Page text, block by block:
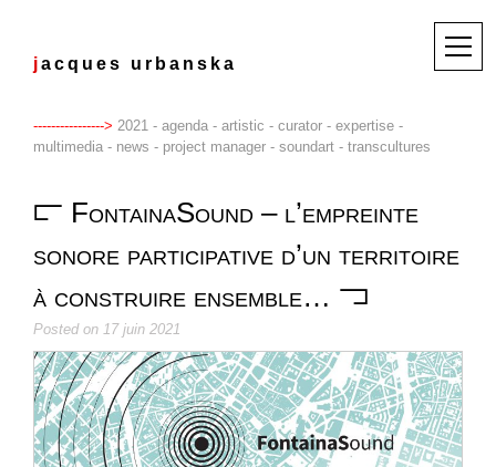
content
jacq u es u r ba n s ka
M
e
2021 - agenda - artistic - curator - expertise -
multimedia - news - project manager - soundart - transcultures
FontainaSound – l’empreinte
sonore participative d’un territoire
à construire ensemble…
Posted on 17 juin 2021